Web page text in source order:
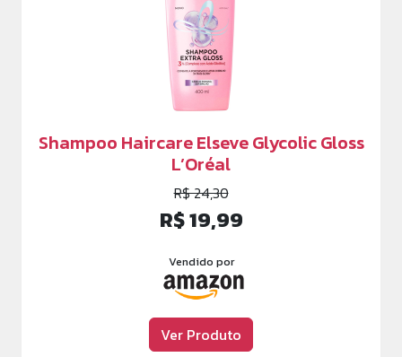
Shampoo Haircare Elseve Glycolic Gloss
L’Oréal
R$ 24,30
R$ 19,99
Vendido por
Ver Produto